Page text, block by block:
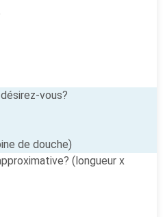
vous?
de douche)
(longueur x